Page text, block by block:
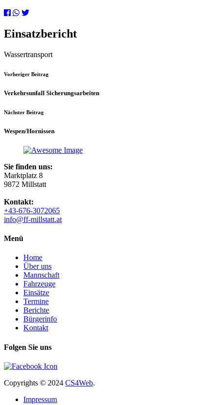
Einsatzbericht
Wassertransport
Vorheriger Beitrag
Verkehrsunfall Sicherungsarbeiten
Nächster Beitrag
Wespen/Hornissen
Sie finden uns:
Marktplatz 8
9872 Millstatt
Kontakt:
+43-676-3072065
info@ff-millstatt.at
Menü
Home
Über uns
Mannschaft
Fahrzeuge
Einsätze
Termine
Berichte
Bürgerinfo
Kontakt
Folgen Sie uns
Copyrights © 2024 CS4Web.
Impressum